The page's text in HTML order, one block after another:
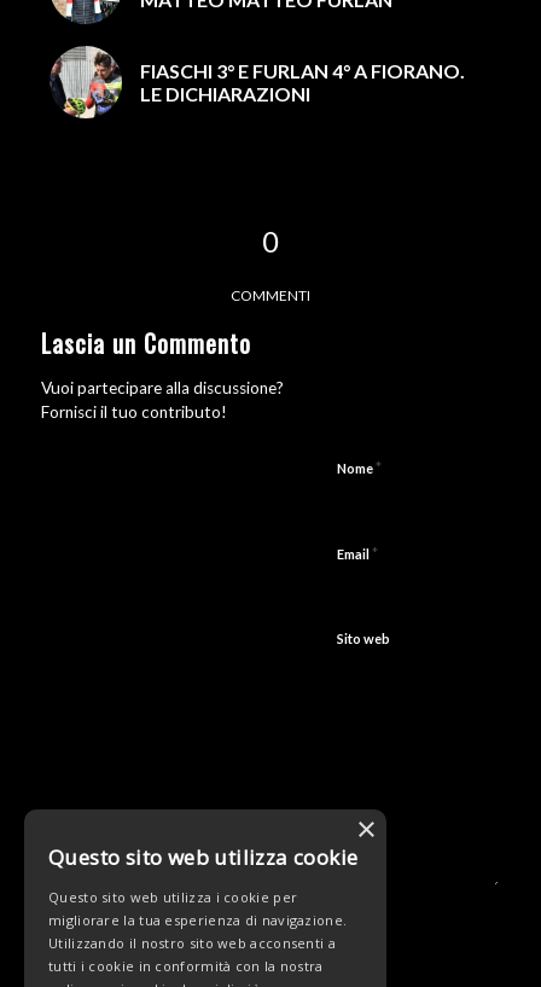
FIASCHI 3° E FURLAN 4° A FIORANO.
LE DICHIARAZIONI
0
COMMENTI
Lascia un Commento
Vuoi partecipare alla discussione?
Fornisci il tuo contributo!
Nome*
Email*
Sito web
×
Questo sito web utilizza cookie
Questo sito web utilizza i cookie per
migliorare la tua esperienza di navigazione.
Utilizzando il nostro sito web acconsenti a
tutti i cookie in conformità con la nostra